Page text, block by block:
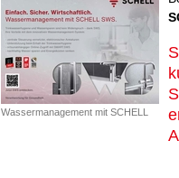
Wassermanagement mit SCHELL